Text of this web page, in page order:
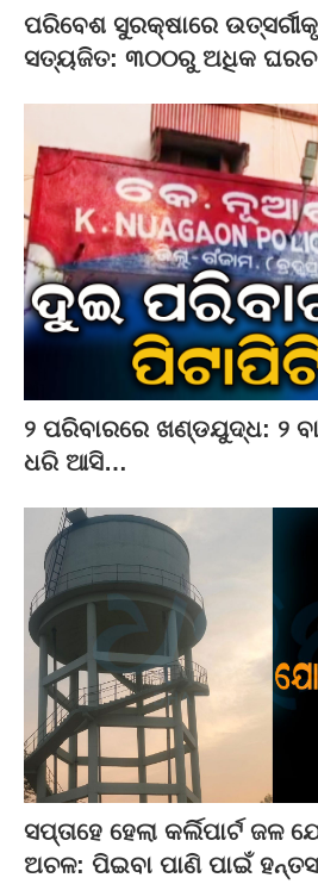
ପରିବେଶ ସୁରକ୍ଷାରେ
ସତ୍ୟଜିତ: ୩୦୦ରୁ ଅଧିକ
୨ ପରିବାରରେ ଖଣ୍ଡଯୁଦ୍ଧ: ୨
ଧରି ଆସି…
ସପ୍ତାହେ ହେଲା କର୍ଲିପାର୍ଟ
ଅଚଳ: ପିଇବା ପାଣି ପାଇଁ